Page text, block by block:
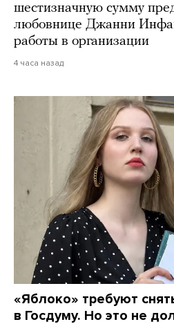
шестизначную сумму
любовнице Джанни
работы в организации
4 часа назад
«Яблоко» требуют
в Госдуму. Но это не